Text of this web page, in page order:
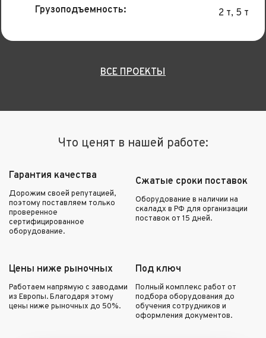
Грузоподъемность:
2 т, 5 т
ВСЕ ПРОЕКТЫ
Что ценят в нашей работе:
Гарантия качества
Дорожим своей репутацией,
поэтому поставляем только
проверенное
сертифицированное
оборудование.
Сжатые сроки поставок
Оборудование в наличии на
скаладх в РФ для организации
поставок от 15 дней.
Цены ниже рыночных
Работаем напрямую с заводами
из Европы. Благодаря этому
цены ниже рыночных до 50%.
Под ключ
Полный комплекс работ от
подбора оборудования до
обучения сотрудников и
оформления документов.